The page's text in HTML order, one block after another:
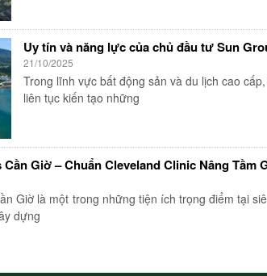
Uy tín và năng lực của chủ đầu tư Sun
21/10/2025
Trong lĩnh vực bất động sản và du lịch cao
liên tục kiến tạo những
Giờ – Chuẩn Cleveland Clinic Nâng Tầm
Giờ là một trong những tiện ích trọng điểm tại
dựng